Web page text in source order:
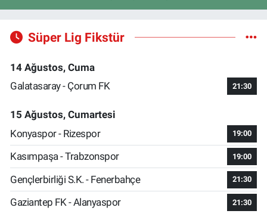
Süper Lig Fikstür
14 Ağustos, Cuma
Galatasaray - Çorum FK
21:30
15 Ağustos, Cumartesi
Konyaspor - Rizespor
19:00
Kasımpaşa - Trabzonspor 19:00
Gençlerbirliği S.K. - Fenerbahçe 21:30
Gaziantep FK - Alanyaspor 21:30